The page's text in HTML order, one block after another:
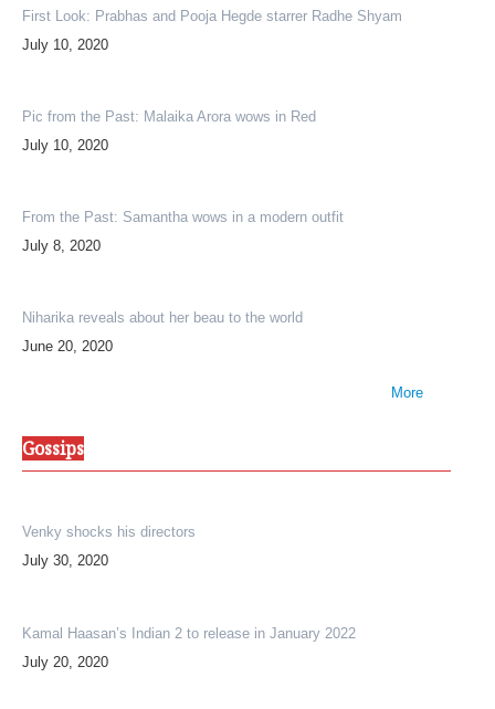
First Look: Prabhas and Pooja Hegde starrer Radhe Shyam
July 10, 2020
Pic from the Past: Malaika Arora wows in Red
July 10, 2020
From the Past: Samantha wows in a modern outfit
July 8, 2020
Niharika reveals about her beau to the world
June 20, 2020
More
Gossips
Venky shocks his directors
July 30, 2020
Kamal Haasan’s Indian 2 to release in January 2022
July 20, 2020